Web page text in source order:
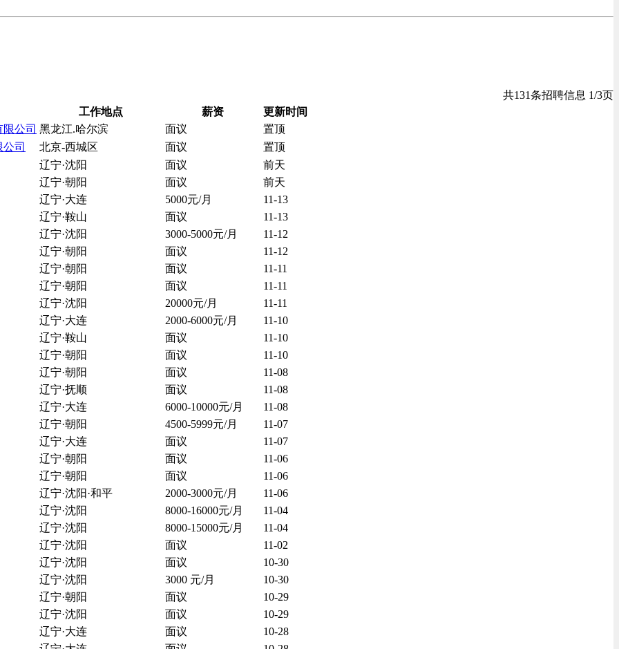
共131条招聘信息 1/3页
工作地点 薪资
更新时间
公司 黑龙江.哈尔滨 面议
置顶
司 北京-西城区 面议
置顶
辽宁·沈阳
面议
前天
辽宁·朝阳
面议
前天
辽宁·大连
5000元/月
11-13
辽宁·鞍山
面议
11-13
辽宁·沈阳
3000-5000元/月
11-12
辽宁·朝阳
面议
11-12
辽宁·朝阳
面议
11-11
辽宁·朝阳
面议
11-11
辽宁·沈阳
20000元/月
11-11
辽宁·大连
2000-6000元/月
11-10
辽宁·鞍山
面议
11-10
辽宁·朝阳
面议
11-10
辽宁·朝阳
面议
11-08
辽宁·抚顺
面议
11-08
辽宁·大连
6000-10000元/月
11-08
辽宁·朝阳
4500-5999元/月
11-07
辽宁·大连
面议
11-07
辽宁·朝阳
面议
11-06
辽宁·朝阳
面议
11-06
辽宁·沈阳·和平
2000-3000元/月
11-06
辽宁·沈阳
8000-16000元/月
11-04
辽宁·沈阳
8000-15000元/月
11-04
辽宁·沈阳
面议
11-02
辽宁·沈阳
面议
10-30
辽宁·沈阳
3000 元/月
10-30
辽宁·朝阳
面议
10-29
辽宁·沈阳
面议
10-29
辽宁·大连
面议
10-28